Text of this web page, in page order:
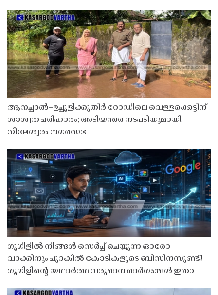
ആനച്ചാൽ–ഉച്ചൂളിക്കുതിർ റോഡിലെ വെള്ളക്കെട്ടിന്
ശാശ്വത പരിഹാരം; അടിയന്തര നടപടിയുമായി
നീലേശ്വരം നഗരസഭ
ഗൂഗിളിൽ നിങ്ങൾ സെർച്ച് ചെയ്യുന്ന ഓരോ
വാക്കിനും പുറകിൽ കോടികളുടെ ബിസിനസുണ്ട്!
ഗൂഗിളിന്റെ യഥാർത്ഥ വരുമാന മാർഗങ്ങൾ ഇതാ